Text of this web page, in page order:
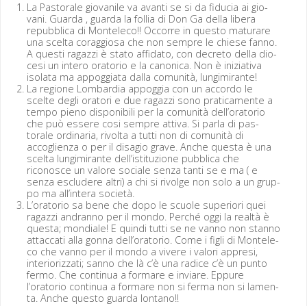
La Pas­torale gio­vanile va avan­ti se si da fidu­cia ai gio­
vani. Guar­da , guar­da la fol­lia di Don Ga del­la lib­era
repub­bli­ca di Mon­t­ele­co!! Occorre in questo mat­u­rare
una scelta cor­ag­giosa che non sem­pre le chiese fan­no.
A questi ragazzi è sta­to affida­to, con decre­to del­la dio­
ce­si un intero ora­to­rio e la canon­i­ca. Non è inizia­ti­va
iso­la­ta ma appog­gia­ta dal­la comu­nità, lungimirante!
La regione Lom­bar­dia appog­gia con un accor­do le
scelte degli ora­tori e due ragazzi sono prati­ca­mente a
tem­po pieno disponi­bili per la comu­nità dell’oratorio
che può essere cosi sem­pre atti­va. Si par­la di pas­
torale ordi­nar­ia, riv­ol­ta a tut­ti non di comu­nità di
accoglien­za o per il dis­a­gio grave. Anche ques­ta è una
scelta lungimi­rante dell’istituzione pub­bli­ca che
riconosce un val­ore sociale sen­za tan­ti se e ma ( e
sen­za esclud­ere altri) a chi si riv­olge non solo a un grup­
po ma all’intera società.
L’oratorio sa bene che dopo le scuole supe­ri­ori quei
ragazzi andran­no per il mon­do. Per­ché oggi la realtà è
ques­ta; mon­di­ale! E quin­di tut­ti se ne van­no non stan­no
attac­cati alla gonna dell’oratorio. Come i figli di Mon­t­ele­
co che van­no per il mon­do a vivere i val­ori appre­si,
inte­ri­or­iz­za­ti; san­no che là c’è una radice c’è un pun­to
fer­mo. Che con­tin­ua a for­mare e inviare. Eppure
l’oratorio con­tin­ua a for­mare non si fer­ma non si lamen­
ta. Anche questo guar­da lontano!!